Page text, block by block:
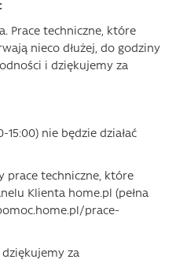
Prace techniczne, które
nieco dłużej, do godziny
i dziękujemy za
nie będzie działać
prace techniczne, które
Klienta home.pl (pełna
prace-
za